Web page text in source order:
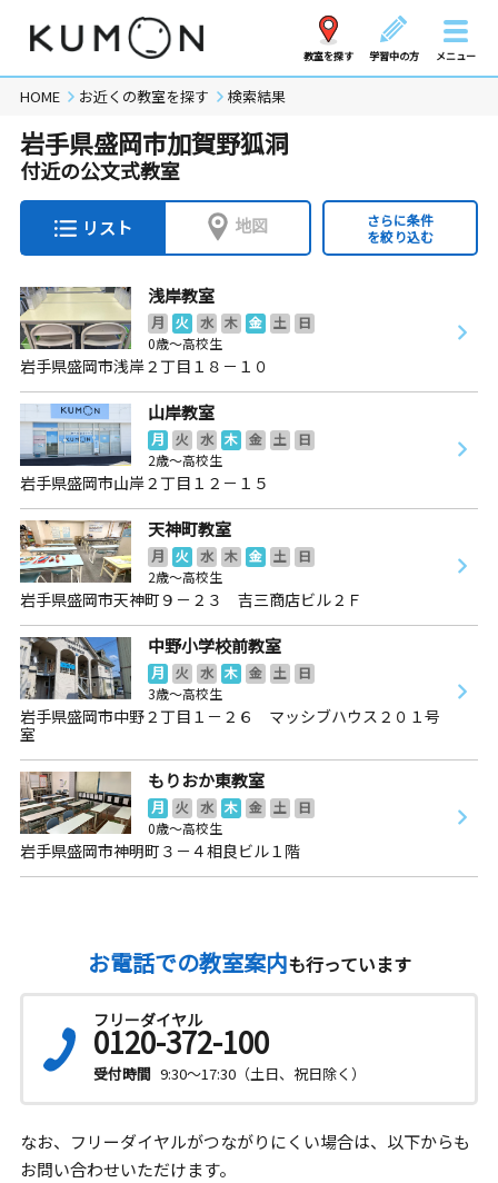
教室を探す 学習中の方 メニュー
HOME お近くの教室を探す 検索結果
岩手県盛岡市加賀野狐洞
付近の公文式教室
リスト 地図
さらに条件
を絞り込む
浅岸教室
月 火 水 木 金 土
日
0歳～高校生
岩手県盛岡市浅岸２丁目１８－１０
山岸教室
月 火 水 木 金 土
日
2歳～高校生
岩手県盛岡市山岸２丁目１２－１５
天神町教室
月 火 水 木 金 土
日
2歳～高校生
岩手県盛岡市天神町９－２３ 吉三商店ビル２Ｆ
中野小学校前教室
月 火 水 木 金 土
日
3歳～高校生
岩手県盛岡市中野２丁目１－２６ マッシブハウス２０１号
室
もりおか東教室
月 火 水 木 金 土
日
0歳～高校生
岩手県盛岡市神明町３－４相良ビル１階
お電話での教室案内も行っています
フリーダイヤル
0120-372-100
受付時間 9:30～17:30（土日、祝日除く）
なお、フリーダイヤルがつながりにくい場合は、以下からも
お問い合わせいただけます。